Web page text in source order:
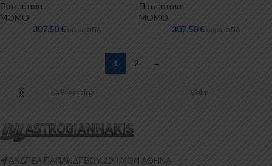
Παπούτσια
MOMO
307,50€ συμπ. ΦΠΑ
Παπούτσια
MOMO
307,50€ συμπ. ΦΠΑ
1 2 →
LaPrealpina Velm
ΑΝΔΡΕΑ ΠΑΠΑΝΔΡΕΟΥ 20 ‘ΙΛΙΟΝ ΑΘΗΝΑ